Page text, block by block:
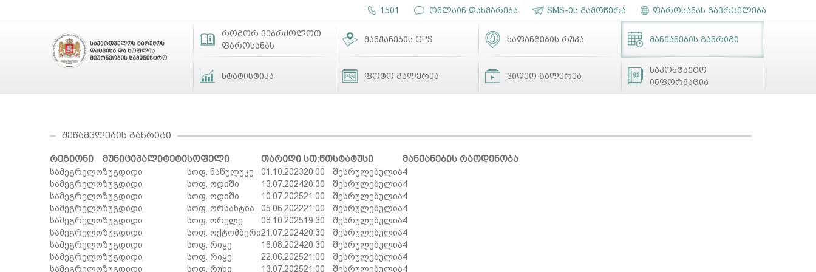
ფაროსანას გავრცელება
SMS-ის გამოწერა
ონლაინ დახმარება
1501
როგორ ვებრძოლოთ
ფაროსანას
მანქანების GPS ხაფანგების რუკა მანქანების განრიგი
სტატისტიკა ფოტო გალერეა ვიდეო გალერეა
საკონტაქტო
ინფორმაცია
ᲨᲔᲬᲐᲛᲕᲚᲔᲑᲘᲡ ᲒᲐᲜᲠᲘᲒᲘ
რეგიონი მუნიციპალიტეტისოფელი თარიღი სთ:წთსტატუსი მანქანების რაოდენობა
სამეგრელოზუგდიდი სოფ. ნაწულუკუ 01.10.202320:00 შესრულებულია4
სამეგრელოზუგდიდი სოფ. ოდიში 13.07.202420:30 შესრულებულია4
სამეგრელოზუგდიდი სოფ. ოდიში 10.07.202521:00 შესრულებულია4
სამეგრელოზუგდიდი სოფ. ორსანტია 05.06.202221:00 შესრულებულია4
სამეგრელოზუგდიდი სოფ. ორულუ 08.10.202519:30 შესრულებულია4
სამეგრელოზუგდიდი სოფ. ოქტომბერი21.07.202420:30 შესრულებულია4
სამეგრელოზუგდიდი სოფ. რიყე 16.08.202420:30 შესრულებულია4
სამეგრელოზუგდიდი სოფ. რიყე 22.06.202521:00 შესრულებულია4
სამეგრელოზუგდიდი სოფ. რუხი 13.07.202521:00 შესრულებულია4